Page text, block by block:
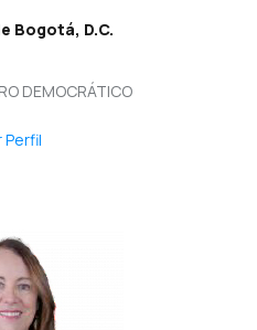
Bogotá, D.C.
DEMOCRÁTICO
Perfil